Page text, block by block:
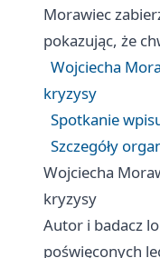
Morawiec
pokazując, że
Wojciecha
kryzysy
Spotkanie
Szczegóły
Wojciecha
kryzysy
Autor i badacz
poświęconych